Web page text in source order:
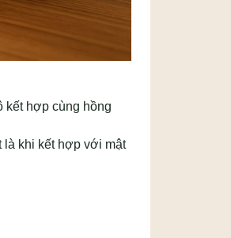
kết hợp cùng hồng
là khi kết hợp với mật